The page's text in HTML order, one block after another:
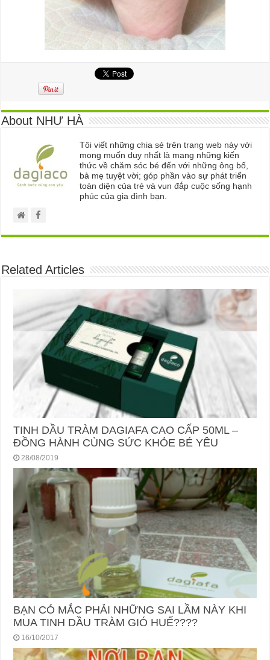
About NHƯ HÀ
Tôi viết những chia sẻ trên trang web này với
mong muốn duy nhất là mang những kiến
thức về chăm sóc bé đến với những ông bố,
bà mẹ tuyệt vời; góp phần vào sự phát triển
toàn diện của trẻ và vun đắp cuộc sống hạnh
phúc của gia đình bạn.
Related Articles
TINH DẦU TRÀM DAGIAFA CAO CẤP 50ML –
ĐỒNG HÀNH CÙNG SỨC KHỎE BÉ YÊU
28/08/2019
BẠN CÓ MẮC PHẢI NHỮNG SAI LẦM NÀY KHI
MUA TINH DẦU TRÀM GIÓ HUẾ????
16/10/2017